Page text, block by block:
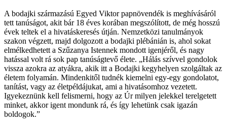
A bodajki származású Egyed Viktor papnövendék is meghívásáról
tett tanúságot, akit bár 18 éves korában megszólított, de még hosszú
évek teltek el a hivatáskeresés útján. Nemzetközi tanulmányok
szakon végzett, majd dolgozott a bodajki plébánián is, ahol sokat
elmélkedhetett a Szűzanya Istennek mondott igenjéről, és nagy
hatással volt rá sok pap tanúságtevő élete. „Hálás szívvel gondolok
vissza azokra az atyákra, akik itt a Bodajki kegyhelyen szolgáltak az
életem folyamán. Mindenkitől tudnék kiemelni egy-egy gondolatot,
tanítást, vagy az életpéldájukat, ami a hivatásomhoz vezetett.
Igyekeznünk kell felismerni, hogy az Úr milyen jelekkel terelgetett
minket, akkor igent mondunk rá, és így lehetünk csak igazán
boldogok.”